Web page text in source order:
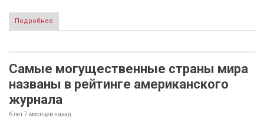
Подробнее
Самые могущественные страны мира
названы в рейтинге американского
журнала
6 лет 7 месяцев назад